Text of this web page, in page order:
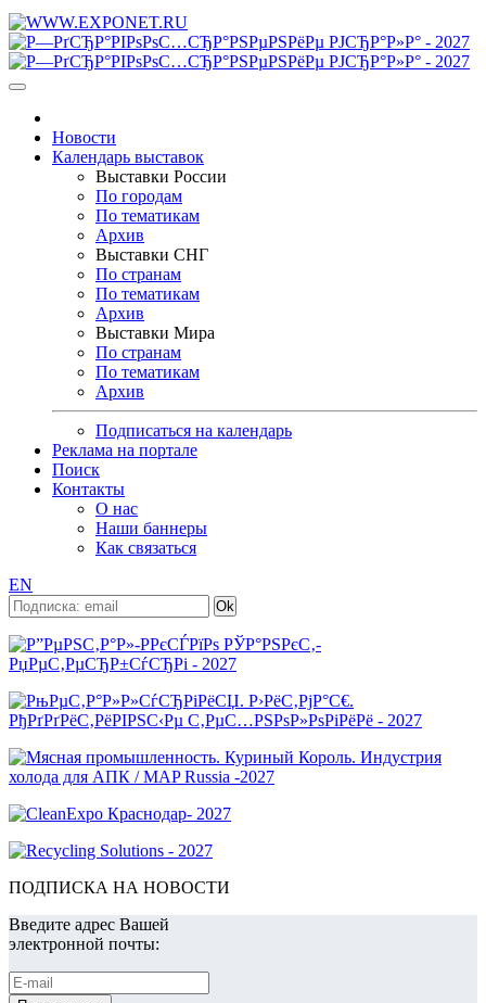
Новости
Календарь выставок
Выставки России
По городам
По тематикам
Архив
Выставки СНГ
По странам
По тематикам
Архив
Выставки Мира
По странам
По тематикам
Архив
Подписаться на календарь
Реклама на портале
Поиск
Контакты
О нас
Наши баннеры
Как связаться
EN
ПОДПИСКА НА НОВОСТИ
Введите адрес Вашей
электронной почты: